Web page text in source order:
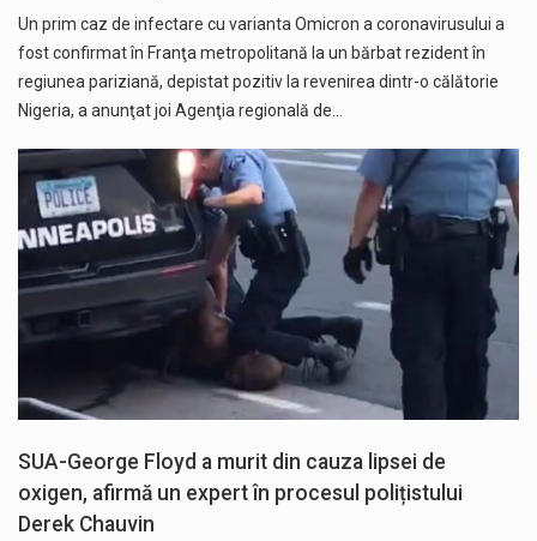
Un prim caz de infectare cu varianta Omicron a coronavirusului a
fost confirmat în Franţa metropolitană la un bărbat rezident în
regiunea pariziană, depistat pozitiv la revenirea dintr-o călătorie
Nigeria, a anunţat joi Agenţia regională de…
SUA-George Floyd a murit din cauza lipsei de
oxigen, afirmă un expert în procesul polițistului
Derek Chauvin